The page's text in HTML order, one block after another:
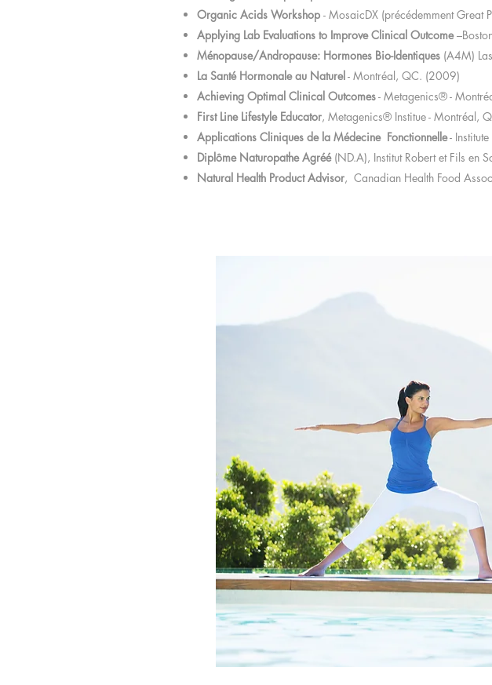
Organic Acids Workshop - MosaicDX (précédemment Great
Applying Lab Evaluations to Improve Clinical Outcome
Ménopause/Andropause: Hormones Bio-Identiques (A4M)
La Santé Hormonale au Naturel- Montréal, QC. (2009)
Achieving Optimal Clinical Outcomes- Metagenics® -
First Line Lifestyle Educator, Metagenics® Institue - Montréal,
Applications Cliniques de la Médecine Fonctionnelle-
Diplôme Naturopathe Agréé(ND.A), Institut Robert et Fils en
Natural Health Product Advisor, Canadian Health Food